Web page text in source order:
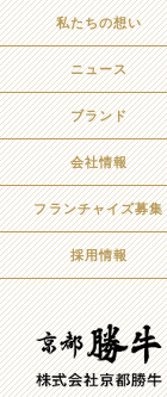
私たちの想い
ニュース
ブランド
会社情報
フランチャイズ募集
採用情報